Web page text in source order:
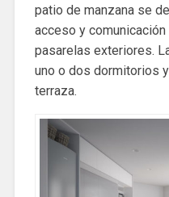
patio de manzana se
acceso y
pasarelas exteriores.
uno o dos dormitorios
terraza.